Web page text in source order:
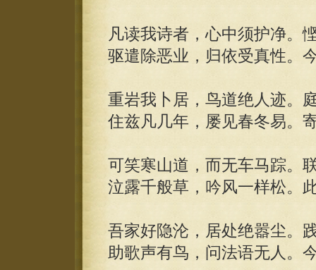
凡读我诗者，心中须护净。
驱遣除恶业，归依受真性。
重岩我卜居，鸟道绝人迹。
住兹凡几年，屡见春冬易。
可笑寒山道，而无车马踪。
泣露千般草，吟风一样松。
吾家好隐沦，居处绝嚣尘。
助歌声有鸟，问法语无人。